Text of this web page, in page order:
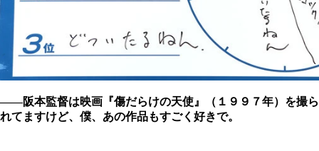
――阪本監督は映画『傷だらけの天使』（１９９７年）を撮ら
れてますけど、僕、あの作品もすごく好きで。